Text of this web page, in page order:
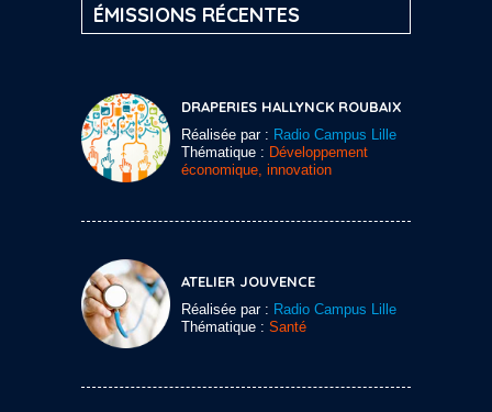
ÉMISSIONS RÉCENTES
DRAPERIES HALLYNCK ROUBAIX
Réalisée par : Radio Campus Lille
Thématique : Développement
économique, innovation
ATELIER JOUVENCE
Réalisée par : Radio Campus Lille
Thématique : Santé